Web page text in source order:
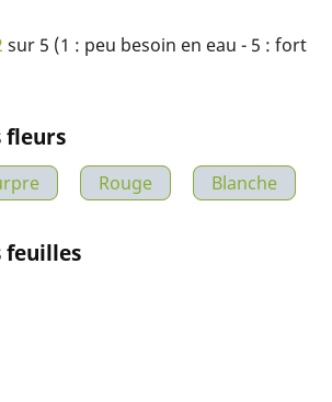
sur 5 (1 : peu besoin en eau - 5 : fort
fleurs
Rouge Blanche
feuilles